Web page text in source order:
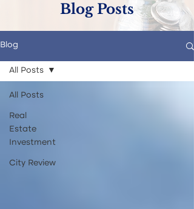
Blog Posts
Blog
All Posts
Real
Estate
Investment
City Review
All Posts